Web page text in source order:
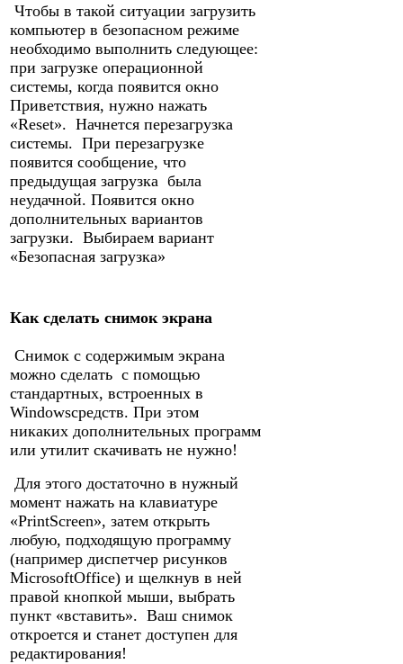
Чтобы в такой ситуации загрузить
компьютер в безопасном режиме
необходимо выполнить следующее:
при загрузке операционной
системы, когда появится окно
Приветствия, нужно нажать
«Reset». Начнется перезагрузка
системы. При перезагрузке
появится сообщение, что
предыдущая загрузка была
неудачной. Появится окно
дополнительных вариантов
загрузки. Выбираем вариант
«Безопасная загрузка»
Как сделать снимок экрана
Снимок с содержимым экрана
можно сделать с помощью
стандартных, встроенных в
Windowsсредств. При этом
никаких дополнительных программ
или утилит скачивать не нужно!
Для этого достаточно в нужный
момент нажать на клавиатуре
«PrintScreen», затем открыть
любую, подходящую программу
(например диспетчер рисунков
MicrosoftOffice) и щелкнув в ней
правой кнопкой мыши, выбрать
пункт «вставить». Ваш снимок
откроется и станет доступен для
редактирования!